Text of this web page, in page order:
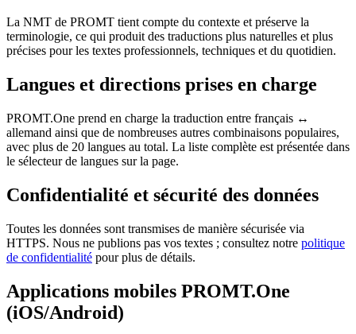
La NMT de PROMT tient compte du contexte et préserve la
terminologie, ce qui produit des traductions plus naturelles et plus
précises pour les textes professionnels, techniques et du quotidien.
Langues et directions prises en charge
PROMT.One prend en charge la traduction entre français ↔
allemand ainsi que de nombreuses autres combinaisons populaires,
avec plus de 20 langues au total. La liste complète est présentée dans
le sélecteur de langues sur la page.
Confidentialité et sécurité des données
Toutes les données sont transmises de manière sécurisée via
HTTPS. Nous ne publions pas vos textes ; consultez notre politique
de confidentialité pour plus de détails.
Applications mobiles PROMT.One
(iOS/Android)